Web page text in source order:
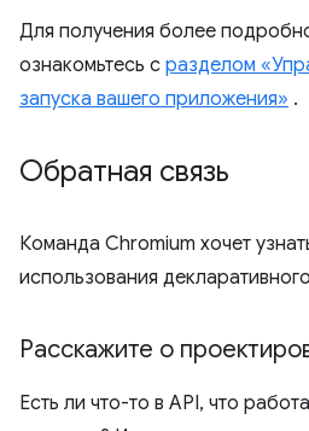
Для получения более
ознакомьтесь с разделом
запуска вашего приложения» .
Обратная связь
Команда Chromium хочет
использования
Расскажите о
Есть ли что-то в API, что